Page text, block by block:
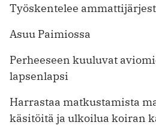
Työskentelee
Asuu Paimiossa
Perheeseen kuuluvat
lapsenlapsi
Harrastaa matkustamista
käsitöitä ja ulkoilua koiran